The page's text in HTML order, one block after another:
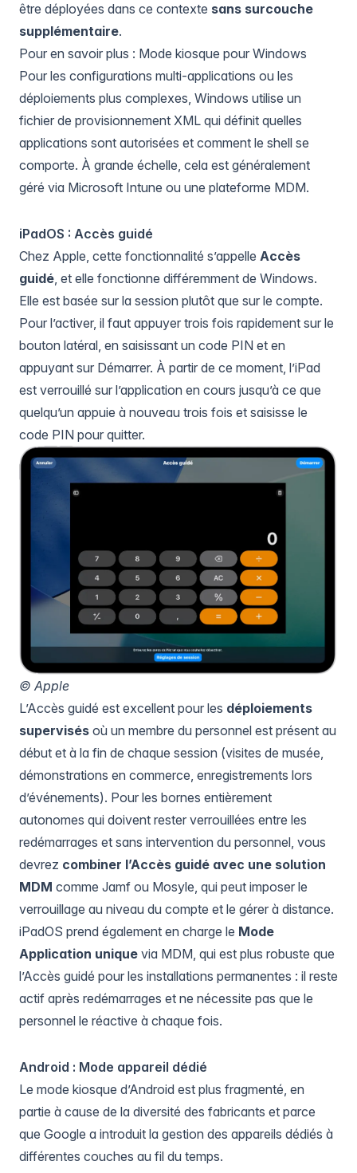
être déployées dans ce contexte sans surcouche
supplémentaire.
Pour en savoir plus : Mode kiosque pour Windows
Pour les configurations multi-applications ou les
déploiements plus complexes, Windows utilise un
fichier de provisionnement XML qui définit quelles
applications sont autorisées et comment le shell se
comporte. À grande échelle, cela est généralement
géré via Microsoft Intune ou une plateforme MDM.
iPadOS : Accès guidé
Chez Apple, cette fonctionnalité s’appelle Accès
guidé, et elle fonctionne différemment de Windows.
Elle est basée sur la session plutôt que sur le compte.
Pour l’activer, il faut appuyer trois fois rapidement sur le
bouton latéral, en saisissant un code PIN et en
appuyant sur Démarrer. À partir de ce moment, l’iPad
est verrouillé sur l’application en cours jusqu’à ce que
quelqu’un appuie à nouveau trois fois et saisisse le
code PIN pour quitter.
© Apple
L’Accès guidé est excellent pour les déploiements
supervisés où un membre du personnel est présent au
début et à la fin de chaque session (visites de musée,
démonstrations en commerce, enregistrements lors
d’événements). Pour les bornes entièrement
autonomes qui doivent rester verrouillées entre les
redémarrages et sans intervention du personnel, vous
devrez combiner l’Accès guidé avec une solution
MDM comme Jamf ou Mosyle, qui peut imposer le
verrouillage au niveau du compte et le gérer à distance.
iPadOS prend également en charge le Mode
Application unique via MDM, qui est plus robuste que
l’Accès guidé pour les installations permanentes : il reste
actif après redémarrages et ne nécessite pas que le
personnel le réactive à chaque fois.
Android : Mode appareil dédié
Le mode kiosque d’Android est plus fragmenté, en
partie à cause de la diversité des fabricants et parce
que Google a introduit la gestion des appareils dédiés à
différentes couches au fil du temps.